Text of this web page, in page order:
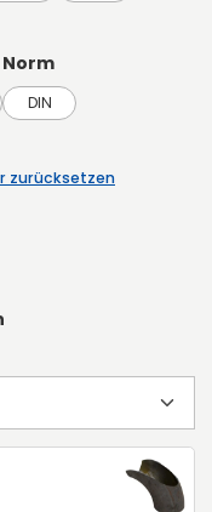
Norm
DIN
zurücksetzen